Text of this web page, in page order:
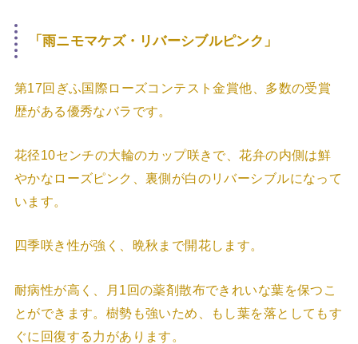
「雨ニモマケズ・リバーシブルピンク」
第17回ぎふ国際ローズコンテスト金賞他、多数の受賞
歴がある優秀なバラです。
花径10センチの大輪のカップ咲きで、花弁の内側は鮮
やかなローズピンク、裏側が白のリバーシブルになって
います。
四季咲き性が強く、晩秋まで開花します。
耐病性が高く、月1回の薬剤散布できれいな葉を保つこ
とができます。樹勢も強いため、もし葉を落としてもす
ぐに回復する力があります。